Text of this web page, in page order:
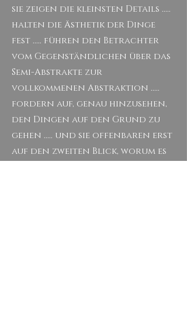
sie zeigen die kleinsten Details .....
halten die Ästhetik der Dinge
fest ..... führen den Betrachter
vom Gegenständlichen über das
Semi-Abstrakte zur
vollkommenen Abstraktion .....
fordern auf, genau hinzusehen,
den Dingen auf den Grund zu
gehen ..... und sie offenbaren erst
auf den zweiten Blick, worum es